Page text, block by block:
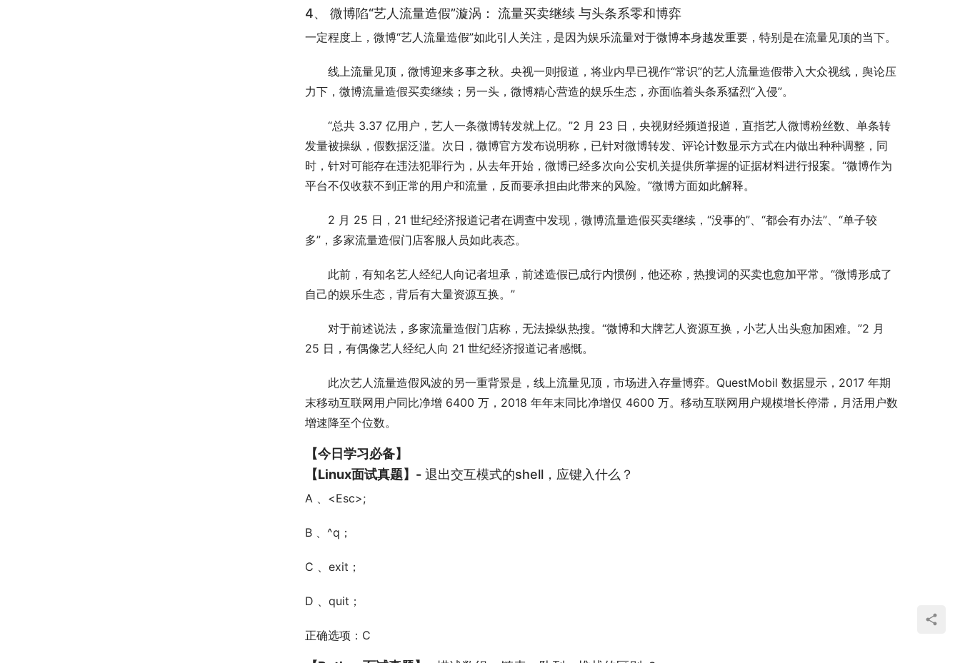
4、 微博陷“艺人流量造假”漩涡： 流量买卖继续 与头条系零和博弈
一定程度上，微博“艺人流量造假”如此引人关注，是因为娱乐流量对于微博本身越发重要，特别是在流量见顶的当下。
线上流量见顶，微博迎来多事之秋。央视一则报道，将业内早已视作“常识”的艺人流量造假带入大众视线，舆论压
力下，微博流量造假买卖继续；另一头，微博精心营造的娱乐生态，亦面临着头条系猛烈“入侵”。
“总共 3.37 亿用户，艺人一条微博转发就上亿。”2 月 23 日，央视财经频道报道，直指艺人微博粉丝数、单条转
发量被操纵，假数据泛滥。次日，微博官方发布说明称，已针对微博转发、评论计数显示方式在内做出种种调整，同
时，针对可能存在违法犯罪行为，从去年开始，微博已经多次向公安机关提供所掌握的证据材料进行报案。“微博作为
平台不仅收获不到正常的用户和流量，反而要承担由此带来的风险。”微博方面如此解释。
2 月 25 日，21 世纪经济报道记者在调查中发现，微博流量造假买卖继续，“没事的”、“都会有办法”、“单子较
多”，多家流量造假门店客服人员如此表态。
此前，有知名艺人经纪人向记者坦承，前述造假已成行内惯例，他还称，热搜词的买卖也愈加平常。“微博形成了
自己的娱乐生态，背后有大量资源互换。”
对于前述说法，多家流量造假门店称，无法操纵热搜。“微博和大牌艺人资源互换，小艺人出头愈加困难。”2 月
25 日，有偶像艺人经纪人向 21 世纪经济报道记者感慨。
此次艺人流量造假风波的另一重背景是，线上流量见顶，市场进入存量博弈。QuestMobil 数据显示，2017 年期
末移动互联网用户同比净增 6400 万，2018 年年末同比净增仅 4600 万。移动互联网用户规模增长停滞，月活用户数
增速降至个位数。
【今日学习必备】
【Linux面试真题】- 退出交互模式的shell，应键入什么？
A 、<Esc>;
B 、^q；
C 、exit；
D 、quit；
正确选项：C